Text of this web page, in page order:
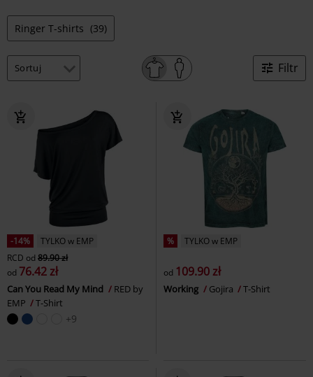
Ringer T-shirts (39)
Filtr
-14%
TYLKO w EMP
RCD od 89.90 zł
od 76.42 zł
Can You Read My Mind
RED by
EMP
T-Shirt
+9
% TYLKO w EMP
od 109.90 zł
Working Gojira T-Shirt